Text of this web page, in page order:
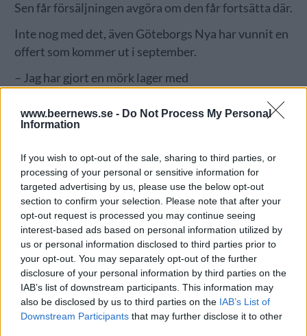
www.beernews.se - Do Not Process My Personal
Information
If you wish to opt-out of the sale, sharing to third parties, or
processing of your personal or sensitive information for
targeted advertising by us, please use the below opt-out
section to confirm your selection. Please note that after your
opt-out request is processed you may continue seeing
interest-based ads based on personal information utilized by
us or personal information disclosed to third parties prior to
your opt-out. You may separately opt-out of the further
disclosure of your personal information by third parties on the
IAB’s list of downstream participants. This information may
also be disclosed by us to third parties on the IAB’s List of
Downstream Participants that may further disclose it to other
Sen får försäljningen avgöra om den får fortsätta där.
Inte nog med det, även Göteborgs Nya har vunnit en
offert som kommer ut i september.
– Jag har gjort en mörk lager med
pumpat fram och tillbaka mellan Göteborg Nyas
stora kokkärl på 5000 liter och GBG Brews lilla på
– Jan-Erik ”Janko” Svensson brukar prata om hur det
ger ett större djup i smaken.
Göteborgs Nya är ett ganska traditionellt bryggeri
där mycket stavas lager. Men det dröjde inte länge
efter att Linus började på bryggeriet 2017 som GBG
Brew blev verklighet. Tanken är att där ska det göras
lite mer exotiska öl. I dag sköter Linus bryggningarna
för både Göteborgs Nya och GBG Brew. Hur är det
då att jobba i både stor och liten skala?